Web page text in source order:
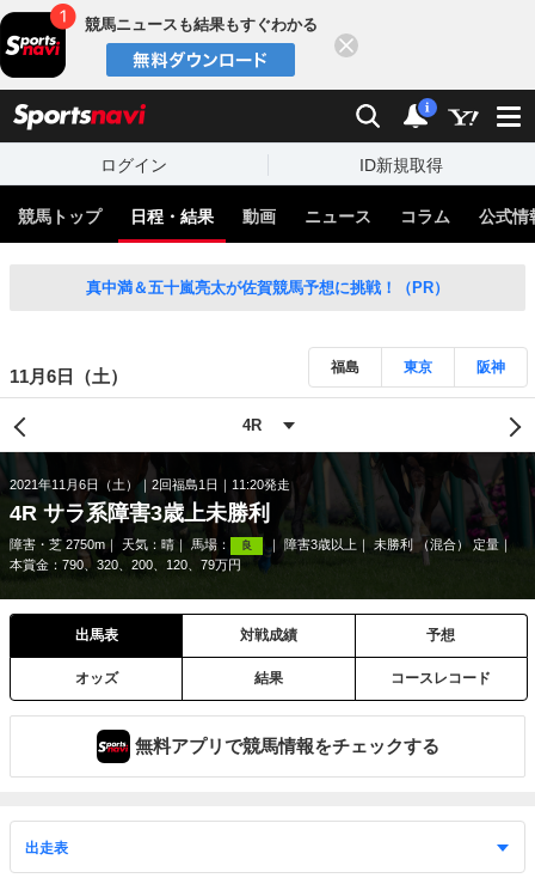
競馬ニュースも結果もすぐわかる
検索 通知
i
ログイン ID新規取得
競馬トップ 日程・結果 動画 ニュース コラム 公式情
真中満＆五十嵐亮太が佐賀競馬予想に挑戦！（PR）
11月6日（土） 福島 東京 阪神
2021年11月6日（土） 2回福島1日 11:20発走
4R サラ系障害3歳上未勝利
障害・芝 2750m 天気： 晴 馬場： 良 障害3歳以上
未勝利 （混合） 定量
本賞金：790、320、200、120、79万円
出馬表 対戦成績 予想
オッズ 結果 コースレコード
無料アプリで競馬情報をチェックする